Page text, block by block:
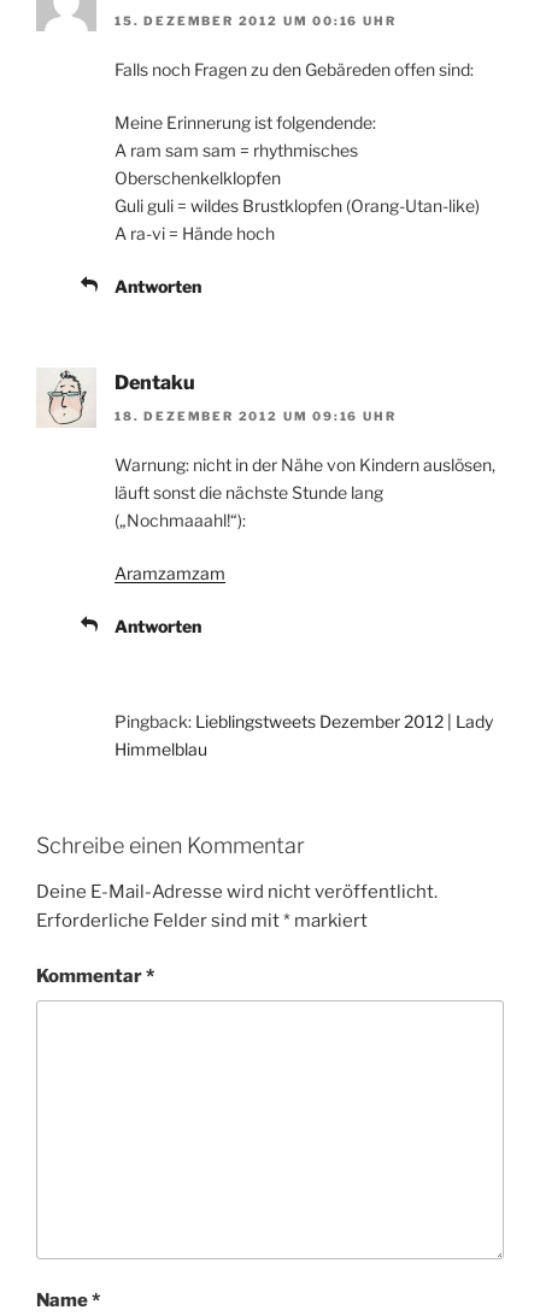
15. DEZEMBER 2012 UM 00:16 UHR
Falls noch Fragen zu den Gebäreden offen sind:
Meine Erinnerung ist folgendende:
A ram sam sam = rhythmisches
Oberschenkelklopfen
Guli guli = wildes Brustklopfen (Orang-Utan-like)
A ra-vi = Hände hoch
Antworten
Dentaku
18. DEZEMBER 2012 UM 09:16 UHR
Warnung: nicht in der Nähe von Kindern auslösen,
läuft sonst die nächste Stunde lang
(„Nochmaaahl!“):
Aramzamzam
Antworten
Pingback: Lieblingstweets Dezember 2012 | Lady
Himmelblau
Schreibe einen Kommentar
Deine E-Mail-Adresse wird nicht veröffentlicht.
Erforderliche Felder sind mit* markiert
Kommentar*
Name*